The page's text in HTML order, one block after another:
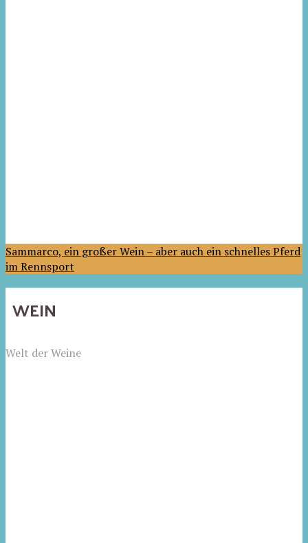
Sammarco, ein großer Wein – aber auch ein schnelles Pferd
im Rennsport
WEIN
Welt der Weine